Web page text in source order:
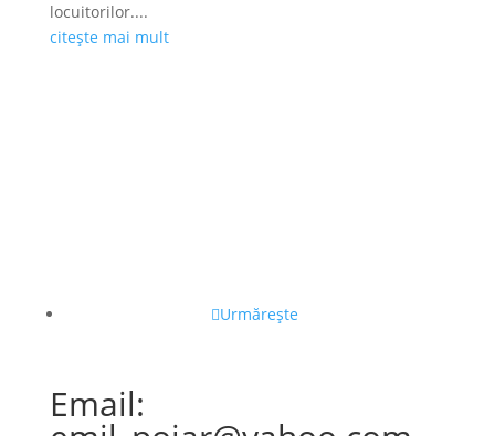
locuitorilor....
citește mai mult
Urmărește
Email: